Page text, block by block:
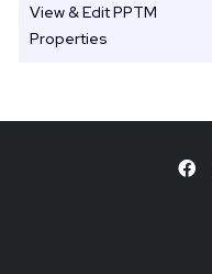
View & Edit PPTM
Properties